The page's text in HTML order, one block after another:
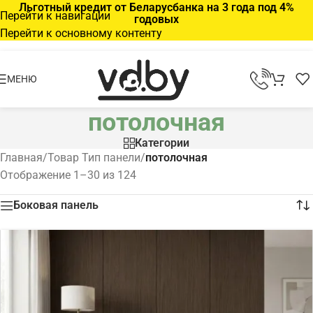
Перейти к навигации
Перейти к основному контенту
Льготный кредит от Беларусбанка на 3 года под 4%
годовых
МЕНЮ
потолочная
Категории
Главная/Товар Тип панели/потолочная
Отображение 1–30 из 124
Боковая панель